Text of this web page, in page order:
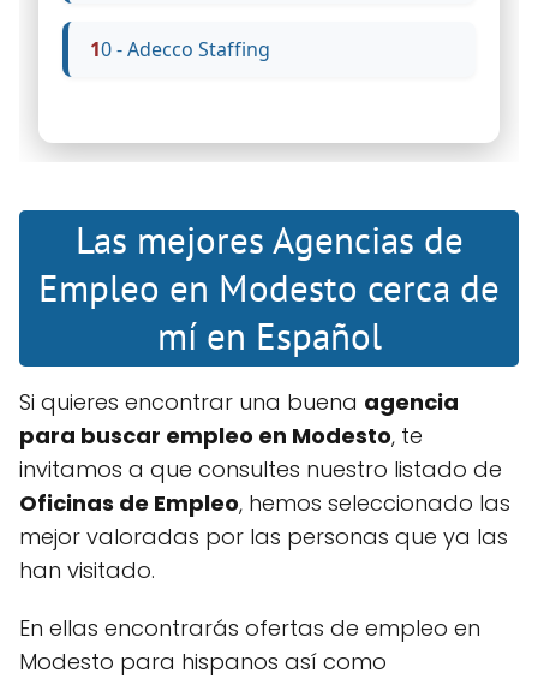
10 - Adecco Staffing
Las mejores Agencias de
Empleo en Modesto cerca de
mí en Español
Si quieres encontrar una buena agencia
para buscar empleo en Modesto, te
invitamos a que consultes nuestro listado de
Oficinas de Empleo, hemos seleccionado las
mejor valoradas por las personas que ya las
han visitado.
En ellas encontrarás ofertas de empleo en
Modesto para hispanos así como